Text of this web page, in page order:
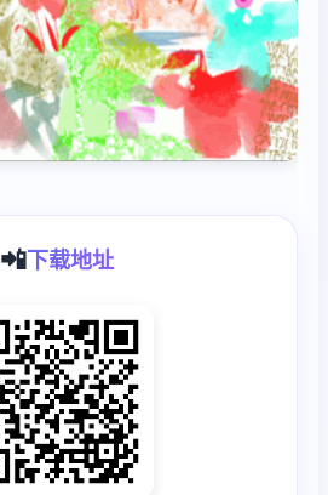
📲下载地址